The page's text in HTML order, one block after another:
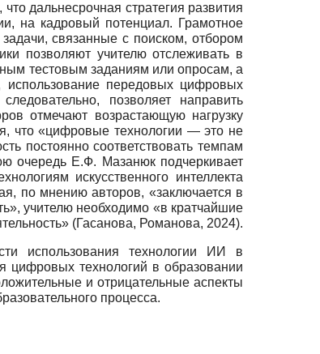
дальнесрочная стратегия развития
на кадровый потенциал. Грамотное
связанные с поиском, отбором
позволяют учителю отслеживать в
тестовым заданиям или опросам, а
использование передовых цифровых
позволяет направить
отмечают возрастающую нагрузку
что «цифровые технологии — это не
постоянно соответствовать темпам
очередь Е.Ф. Мазанюк подчеркивает
искусственного интеллекта
по мнению авторов, «заключается в
учителю необходимо «в кратчайшие
(Гасанова, Романова, 2024).
использования технологии ИИ в
цифровых технологий в образовании
и отрицательные аспекты
процесса.